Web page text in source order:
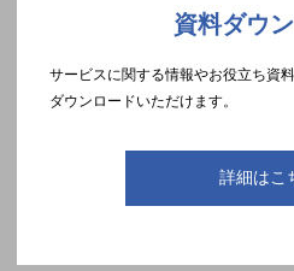
資料ダウ
サービスに関する情報やお役立ち資
ダウンロードいただけます。
詳細はこ